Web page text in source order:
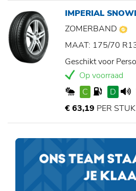
IMPERIAL
ZOMERBAND
MAAT: 175/70
Geschikt voor
Op voorraad
C
D
€ 63,19 PER STUK